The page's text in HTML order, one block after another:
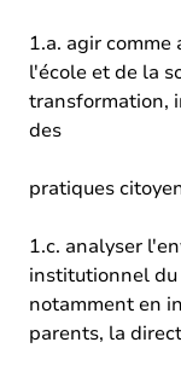
1.a. agir
l'école et de la
transformation,
des
pratiques
1.c. analyser
institutionnel du
notamment en
parents, la